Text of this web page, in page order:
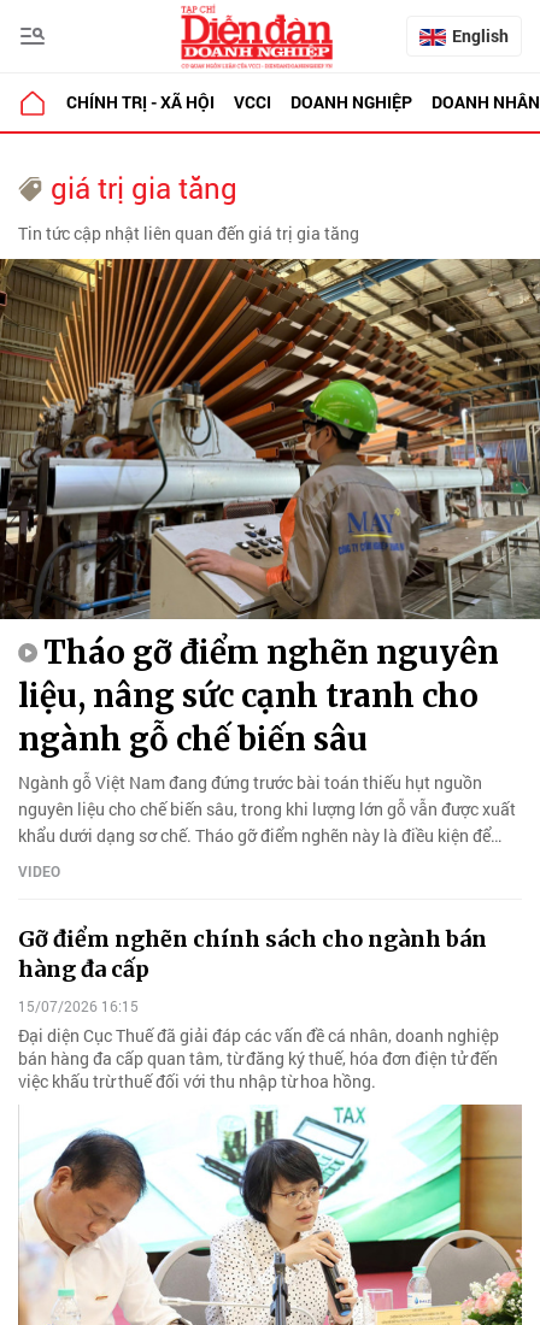
English
CHÍNH TRỊ - XÃ HỘI VCCI DOANH NGHIỆP DOANH NHÂN
giá trị gia tăng
Tin tức cập nhật liên quan đến giá trị gia tăng
Tháo gỡ điểm nghẽn nguyên
liệu, nâng sức cạnh tranh cho
ngành gỗ chế biến sâu
Ngành gỗ Việt Nam đang đứng trước bài toán thiếu hụt nguồn
nguyên liệu cho chế biến sâu, trong khi lượng lớn gỗ vẫn được xuất
khẩu dưới dạng sơ chế. Tháo gỡ điểm nghẽn này là điều kiện để
nâng cao giá trị gia tăng và phát triển bền vững.
VIDEO
Gỡ điểm nghẽn chính sách cho ngành bán
hàng đa cấp
15/07/2026 16:15
Đại diện Cục Thuế đã giải đáp các vấn đề cá nhân, doanh nghiệp
bán hàng đa cấp quan tâm, từ đăng ký thuế, hóa đơn điện tử đến
việc khấu trừ thuế đối với thu nhập từ hoa hồng.